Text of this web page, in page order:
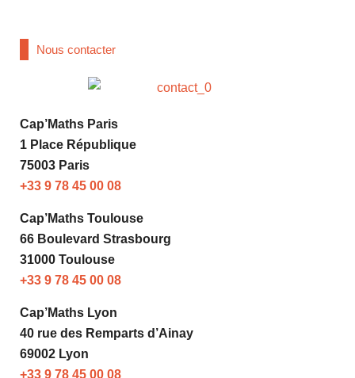
Nous contacter
Cap’Maths Paris
1 Place République
75003 Paris
+33 9 78 45 00 08
Cap’Maths Toulouse
66 Boulevard Strasbourg
31000 Toulouse
+33 9 78 45 00 08
Cap’Maths Lyon
40 rue des Remparts d’Ainay
69002 Lyon
+33 9 78 45 00 08